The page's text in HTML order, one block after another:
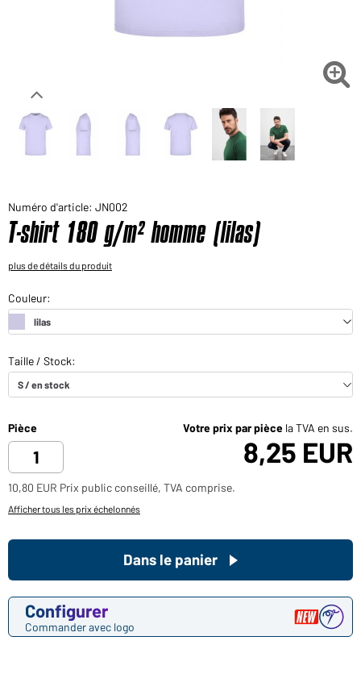

Numéro d'article: JN002
T-shirt 180 g/m² homme (lilas)
plus de détails du produit
Pièce Votre prix par pièce la TVA en sus.
8,25 EUR
10,80 EUR Prix public conseillé, TVA comprise.
Afficher tous les prix échelonnés
Configurer
Commander avec logo
Dans le panier